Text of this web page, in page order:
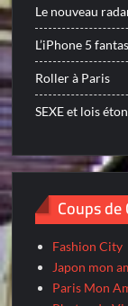
Le nouveau
L’iPhone 5
Roller à Paris
SEXE et lois
Coups de
Fashion City
Japon mon
Paris Mon